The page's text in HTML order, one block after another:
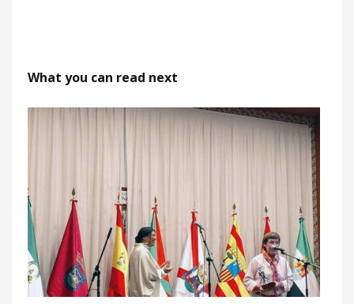
What you can read next